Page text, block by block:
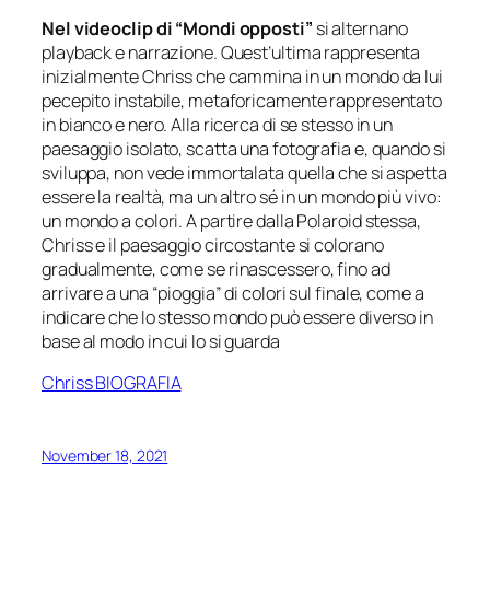
Nel videoclip di “Mondi opposti” si alternano
playback e narrazione. Quest’ultima rappresenta
inizialmente Chriss che cammina in un mondo da lui
pecepito instabile, metaforicamente rappresentato
in bianco e nero. Alla ricerca di se stesso in un
paesaggio isolato, scatta una fotografia e, quando si
sviluppa, non vede immortalata quella che si aspetta
essere la realtà, ma un altro sé in un mondo più vivo:
un mondo a colori. A partire dalla Polaroid stessa,
Chriss e il paesaggio circostante si colorano
gradualmente, come se rinascessero, fino ad
arrivare a una “pioggia” di colori sul finale, come a
indicare che lo stesso mondo può essere diverso in
base al modo in cui lo si guarda
Chriss BIOGRAFIA
November 18, 2021